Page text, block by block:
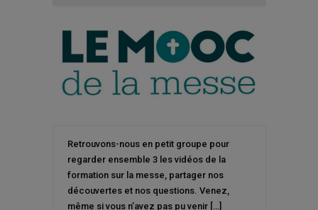
Retrouvons-nous en petit groupe pour
regarder ensemble 3 les vidéos de la
formation sur la messe, partager nos
découvertes et nos questions. Venez,
même si vous n’avez pas pu venir […]